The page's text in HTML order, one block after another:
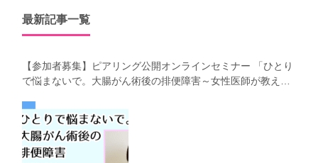
最新記事一覧
【参加者募集】ピアリング公開オンラインセミナー 「ひとり
で悩まないで。大腸がん術後の排便障害～女性医師が教え